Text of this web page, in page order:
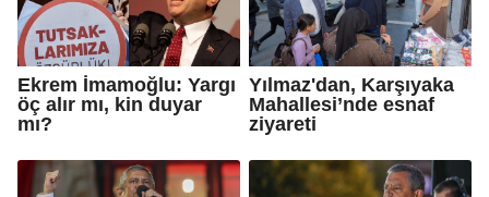
Ekrem İmamoğlu: Yargı
öç alır mı, kin duyar
mı?
Yılmaz'dan, Karşıyaka
Mahallesi’nde esnaf
ziyareti